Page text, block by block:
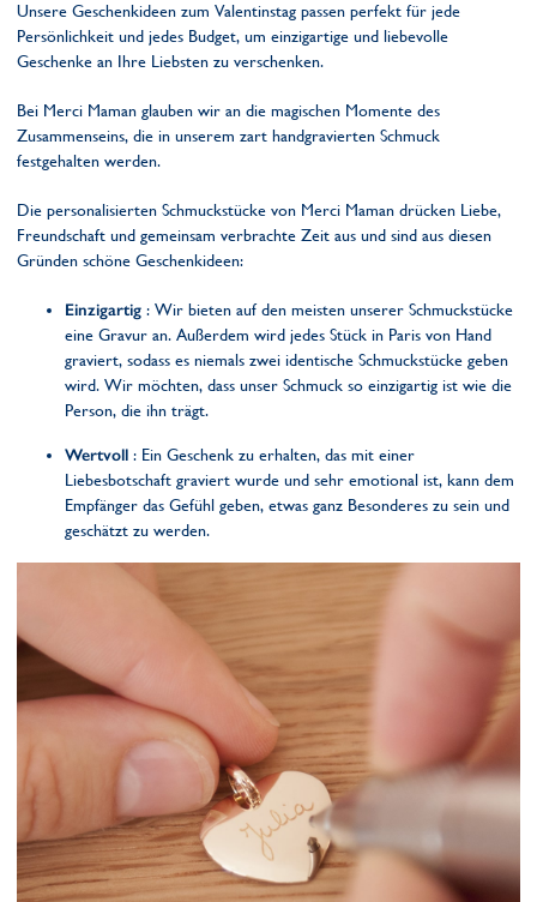
Unsere Geschenkideen zum Valentinstag passen perfekt für jede
Persönlichkeit und jedes Budget, um einzigartige und liebevolle
Geschenke an Ihre Liebsten zu verschenken.
Bei Merci Maman glauben wir an die magischen Momente des
Zusammenseins, die in unserem zart handgravierten Schmuck
festgehalten werden.
Die personalisierten Schmuckstücke von Merci Maman drücken Liebe,
Freundschaft und gemeinsam verbrachte Zeit aus und sind aus diesen
Gründen schöne Geschenkideen:
Einzigartig : Wir bieten auf den meisten unserer Schmuckstücke
eine Gravur an. Außerdem wird jedes Stück in Paris von Hand
graviert, sodass es niemals zwei identische Schmuckstücke geben
wird. Wir möchten, dass unser Schmuck so einzigartig ist wie die
Person, die ihn trägt.
Wertvoll : Ein Geschenk zu erhalten, das mit einer
Liebesbotschaft graviert wurde und sehr emotional ist, kann dem
Empfänger das Gefühl geben, etwas ganz Besonderes zu sein und
geschätzt zu werden.